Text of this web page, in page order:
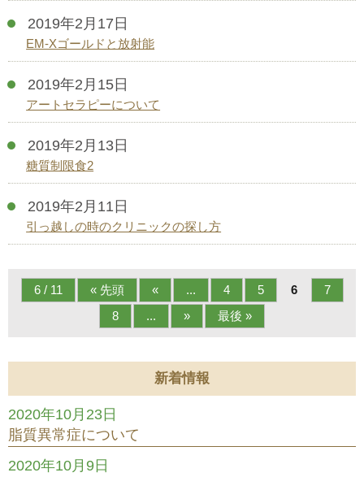
2019年2月17日
EM-Xゴールドと放射能
2019年2月15日
アートセラピーについて
2019年2月13日
糖質制限食2
2019年2月11日
引っ越しの時のクリニックの探し方
6 / 11 « 先頭 « ... 4 5 6
7
8
... » 最後 »
新着情報
脂質異常症について
2020年10月23日
2020年10月9日